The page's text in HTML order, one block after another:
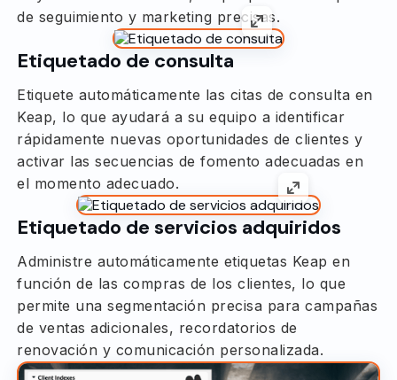
de seguimiento y marketing precisas.
Etiquetado de consulta
Etiquete automáticamente las citas de consulta en
Keap, lo que ayudará a su equipo a identificar
rápidamente nuevas oportunidades de clientes y
activar las secuencias de fomento adecuadas en
el momento adecuado.
Etiquetado de servicios adquiridos
Administre automáticamente etiquetas Keap en
función de las compras de los clientes, lo que
permite una segmentación precisa para campañas
de ventas adicionales, recordatorios de
renovación y comunicación personalizada.